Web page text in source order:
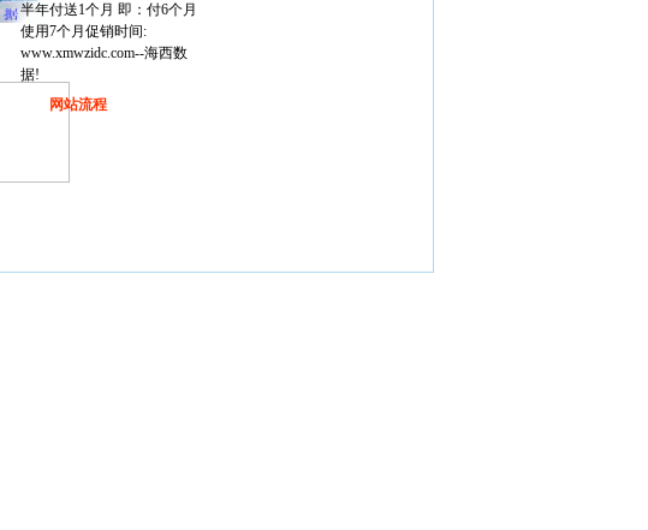
半年付送1个月 即：付6个月
使用7个月促销时间:
www.xmwzidc.com--海西数
据!
网站流程